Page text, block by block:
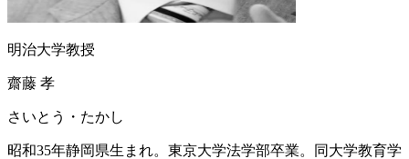
明治大学教授
齋藤 孝
さいとう・たかし
昭和35年静岡県生まれ。東京大学法学部卒業。同大学教育学